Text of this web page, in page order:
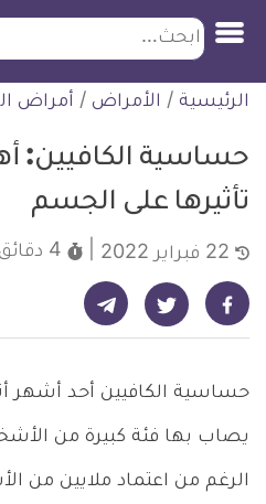
التخطي
للمحتوى
ابحث
الرئيسية / الأمراض / أمراض
حساسية الكافيين:
تأثيرها على الجسم
4 دقائق
شارك على فيسبوك - ديلي ميديكال انفو شارك على تويتر - ديلي ميديكال انفو شارك على تيليجرام - ديلي ميديكال انفو
حساسية الكافيين أحد أشهر
يصاب بها فئة كبيرة من
الرغم من اعتماد ملايين من